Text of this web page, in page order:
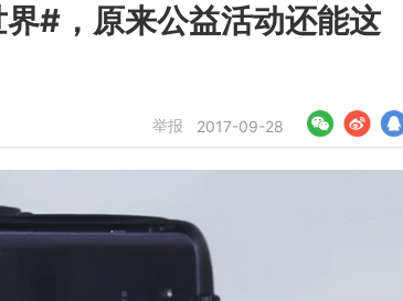
#，原来公益活动还能这
举报 2017-09-28